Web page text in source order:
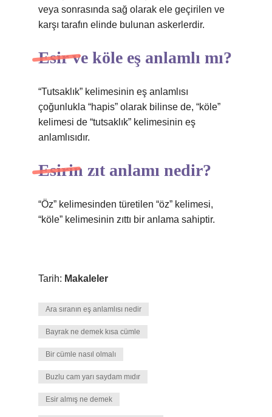
veya sonrasında sağ olarak ele geçirilen ve
karşı tarafın elinde bulunan askerlerdir.
Esir ve köle eş anlamlı mı?
“Tutsaklık” kelimesinin eş anlamlısı
çoğunlukla “hapis” olarak bilinse de, “köle”
kelimesi de “tutsaklık” kelimesinin eş
anlamlısıdır.
Esirin zıt anlamı nedir?
“Öz” kelimesinden türetilen “öz” kelimesi,
“köle” kelimesinin zıttı bir anlama sahiptir.
Tarih: Makaleler
Ara sıranın eş anlamlısı nedir
Bayrak ne demek kısa cümle
Bir cümle nasıl olmalı
Buzlu cam yarı saydam mıdır
Esir almış ne demek